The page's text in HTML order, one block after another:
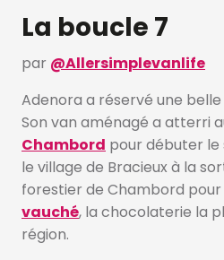
La boucle 7
par @Allersimplevanlife
Adenora a réservé une
Son van aménagé a atterri
Chambord pour débuter le
le village de Bracieux à la
forestier de Chambord
vauché, la chocolaterie la
région.